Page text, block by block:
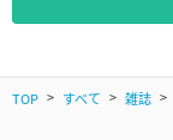
TOP すべて 雑誌